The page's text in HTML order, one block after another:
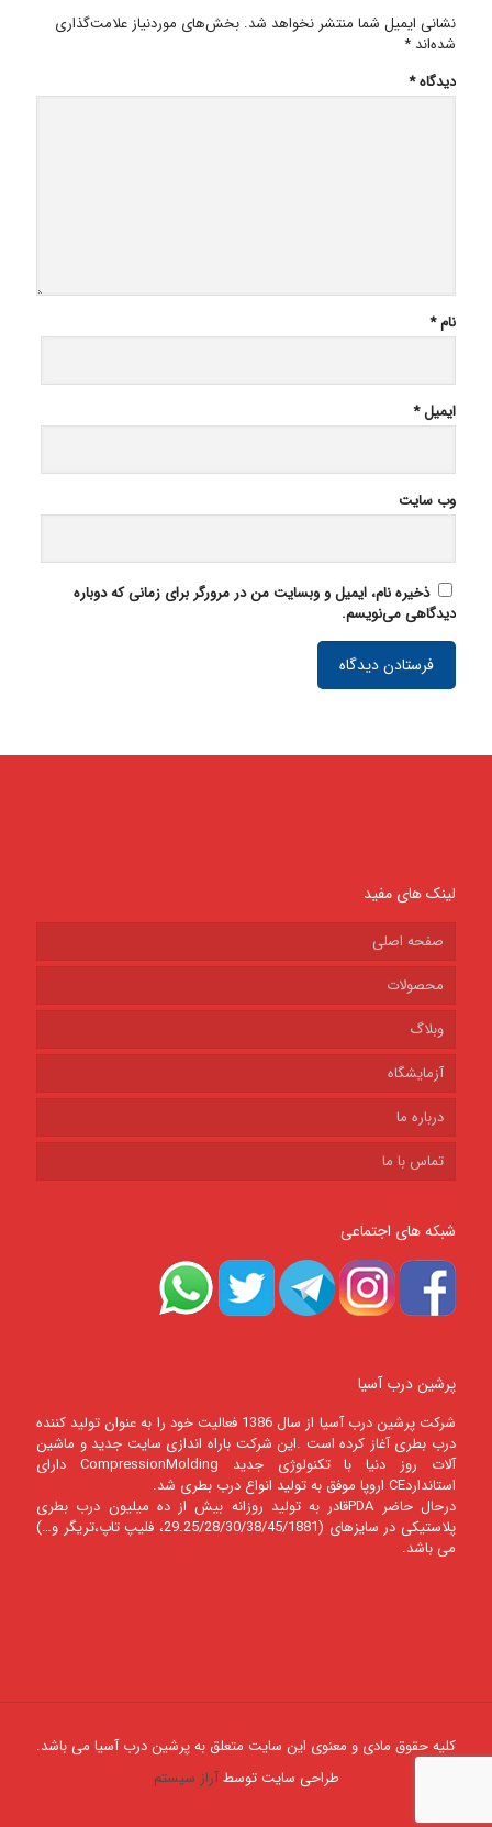
نشانی ایمیل شما منتشر نخواهد شد. بخش‌های موردنیاز علامت‌گذاری
شده‌اند *
دیدگاه*
نام*
ایمیل*
وب‌ سایت
ذخیره نام، ایمیل و وبسایت من در مرورگر برای زمانی که دوباره
دیدگاهی می‌نویسم.
لینک های مفید
صفحه اصلی
محصولات
وبلاگ
آزمایشگاه
درباره ما
تماس با ما
شبکه های اجتماعی
پرشین درب آسیا
شرکت پرشين درب آسيا از سال 1386 فعالیت خود را به عنوان تولید کننده
درب بطری آغاز کرده است .این شرکت باراه اندازی سایت جدید و ماشین
آلات روز دنیا با تکنولوژی جدید CompressionMolding دارای
استانداردCE اروپا موفق به تولید انواع درب بطری شد.
درحال حاضر PDAقادر به تولید روزانه بیش از ده میلیون درب بطری
پلاستیکی در سایزهای (29.25/28/30/38/45/1881، فلیپ تاپ،تریگر و…)
می باشد.
کلیه حقوق مادی و معنوی این سایت متعلق به پرشین درب آسیا می باشد.
طراحی سایت توسطآراز سیستم